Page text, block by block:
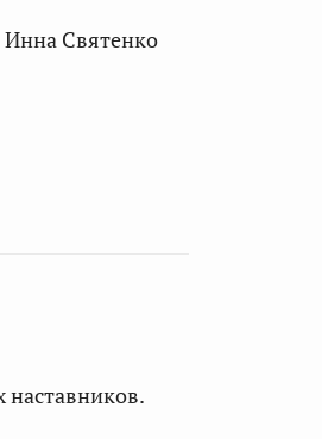
Инна Святенко
наставников.